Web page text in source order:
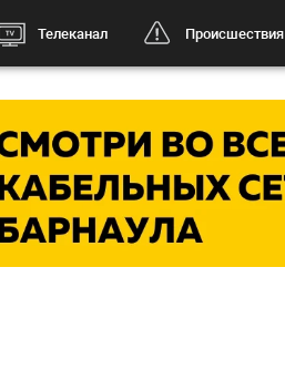
Телеканал Происшествия